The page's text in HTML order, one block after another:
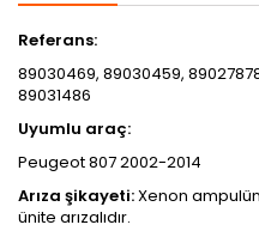
Referans:
89030469, 89030459,
89031486
Uyumlu araç:
Peugeot 807 2002-2014
Arıza şikayeti:Xenon
ünite arızalıdır.